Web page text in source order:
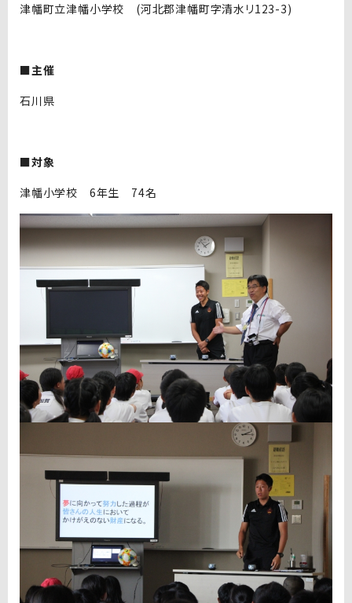
津幡町立津幡小学校 (河北郡津幡町字清水リ123-3)
■主催
石川県
■対象
津幡小学校 6年生 74名